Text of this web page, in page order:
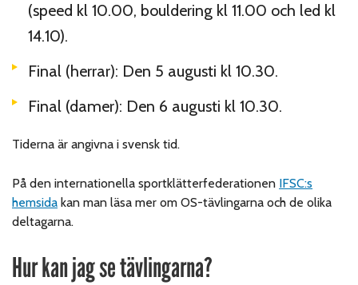
(speed kl 10.00, bouldering kl 11.00 och led kl
14.10).
Final (herrar): Den 5 augusti kl 10.30.
Final (damer): Den 6 augusti kl 10.30.
Tiderna är angivna i svensk tid.
På den internationella sportklätterfederationen IFSC:s
hemsida kan man läsa mer om OS-tävlingarna och de olika
deltagarna.
Hur kan jag se tävlingarna?